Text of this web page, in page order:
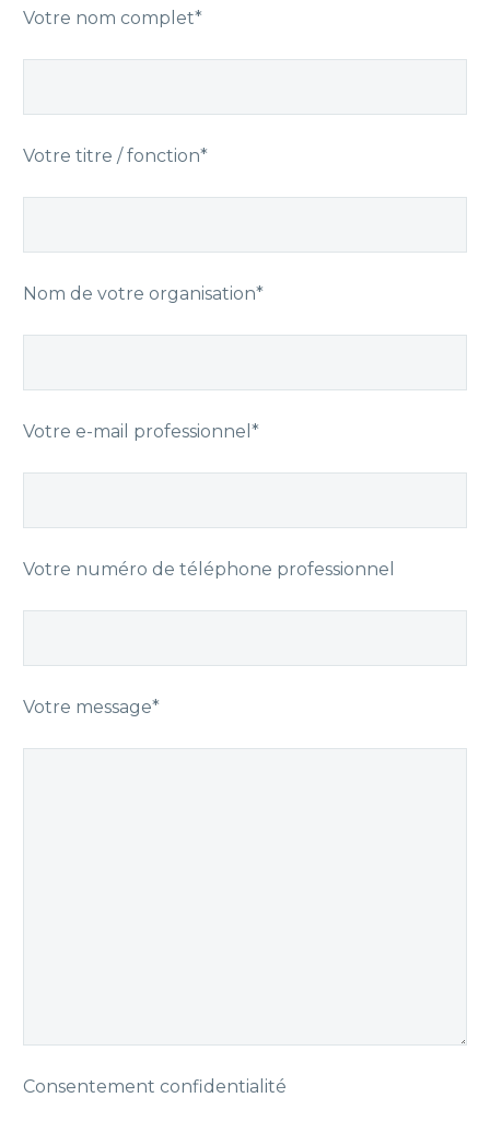
Votre nom complet*
Votre titre / fonction*
Nom de votre organisation*
Votre e-mail professionnel*
Votre numéro de téléphone professionnel
Votre message*
Consentement confidentialité